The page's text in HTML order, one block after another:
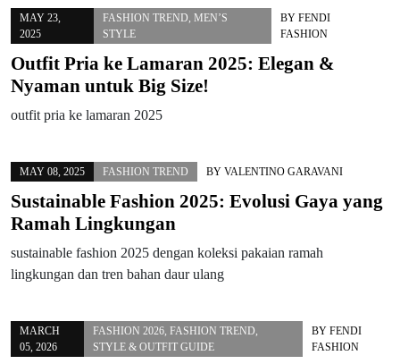
MAY 23,
2025
FASHION TREND MEN’S
STYLE
BYFENDI
FASHION
Outfit Pria ke Lamaran 2025: Elegan &
Nyaman untuk Big Size!
outfit pria ke lamaran 2025
MAY 08, 2025 FASHION TREND BY VALENTINO GARAVANI
Sustainable Fashion 2025: Evolusi Gaya yang
Ramah Lingkungan
sustainable fashion 2025 dengan koleksi pakaian ramah
lingkungan dan tren bahan daur ulang
MARCH
05, 2026
FASHION 2026 ,FASHION TREND
STYLE & OUTFIT GUIDE
BY FENDI
FASHION